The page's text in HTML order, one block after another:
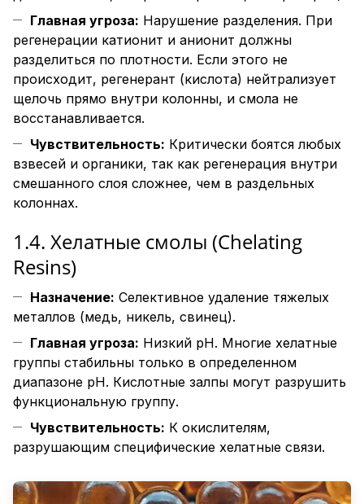
Главная угроза: Нарушение разделения. При
регенерации катионит и анионит должны
разделиться по плотности. Если этого не
происходит, регенерант (кислота) нейтрализует
щелочь прямо внутри колонны, и смола не
восстанавливается.
Чувствительность: Критически боятся любых
взвесей и органики, так как регенерация внутри
смешанного слоя сложнее, чем в раздельных
колоннах.
1.4. Хелатные смолы (Chelating
Resins)
Назначение: Селективное удаление тяжелых
металлов (медь, никель, свинец).
Главная угроза: Низкий pH. Многие хелатные
группы стабильны только в определенном
диапазоне pH. Кислотные залпы могут разрушить
функциональную группу.
Чувствительность: К окислителям,
разрушающим специфические хелатные связи.